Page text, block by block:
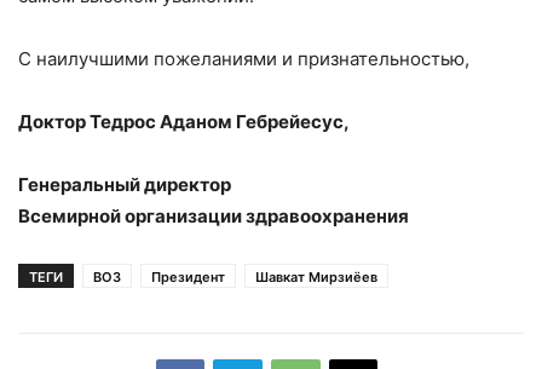
С наилучшими пожеланиями и признательностью,
Доктор Тедрос Аданом Гебрейесус,
Генеральный директор
Всемирной организации здравоохранения
ТЕГИ ВОЗ Президент Шавкат Мирзиёев